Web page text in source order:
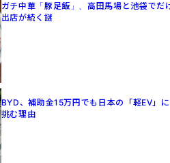
ガチ中華「豚足飯」、高田馬場と池袋でだ
出店が続く謎
BYD、補助金15万円でも日本の「軽EV」に
挑む理由